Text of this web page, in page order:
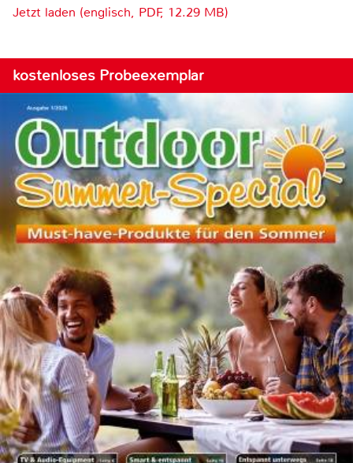
Jetzt laden (englisch, PDF, 12.29 MB)
kostenloses Probeexemplar